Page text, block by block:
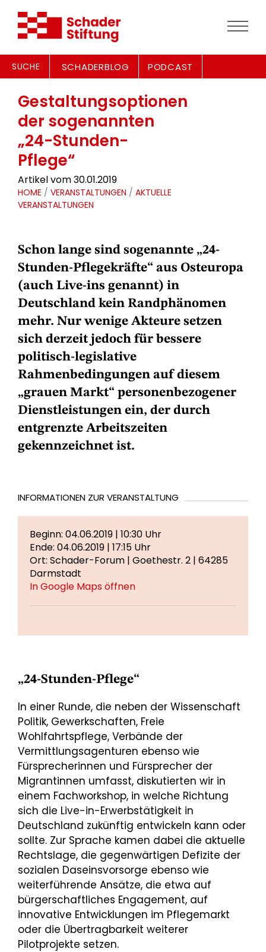
SUCHE SCHADERBLOG PODCAST
Gestaltungsoptionen
der sogenannten
„24-Stunden-
Pflege“
Artikel vom 30.01.2019
HOME / VERANSTALTUNGEN / AKTUELLE
VERANSTALTUNGEN
Schon lange sind sogenannte „24-
Stunden-Pflegekräfte“ aus Osteuropa
(auch Live-ins genannt) in
Deutschland kein Randphänomen
mehr. Nur wenige Akteure setzen
sich derzeit jedoch für bessere
politisch-legislative
Rahmenbedingungen auf diesem
„grauen Markt“ personenbezogener
Dienstleistungen ein, der durch
entgrenzte Arbeitszeiten
gekennzeichnet ist.
INFORMATIONEN ZUR VERANSTALTUNG
Beginn: 04.06.2019 | 10:30 Uhr
Ende: 04.06.2019 | 17:15 Uhr
Ort: Schader-Forum | Goethestr. 2 | 64285
Darmstadt
In Google Maps öffnen
„24-Stunden-Pflege“
In einer Runde, die neben der Wissenschaft
Politik, Gewerkschaften, Freie
Wohlfahrtspflege, Verbände der
Vermittlungsagenturen ebenso wie
Fürsprecherinnen und Fürsprecher der
Migrantinnen umfasst, diskutierten wir in
einem Fachworkshop, in welche Richtung
sich die Live-in-Erwerbstätigkeit in
Deutschland zukünftig entwickeln kann oder
sollte. Zur Sprache kamen dabei die aktuelle
Rechtslage, die gegenwärtigen Defizite der
sozialen Daseinsvorsorge ebenso wie
weiterführende Ansätze, die etwa auf
bürgerschaftliches Engagement, auf
innovative Entwicklungen im Pflegemarkt
oder die Übertragbarkeit weiterer
Pilotprojekte setzen.